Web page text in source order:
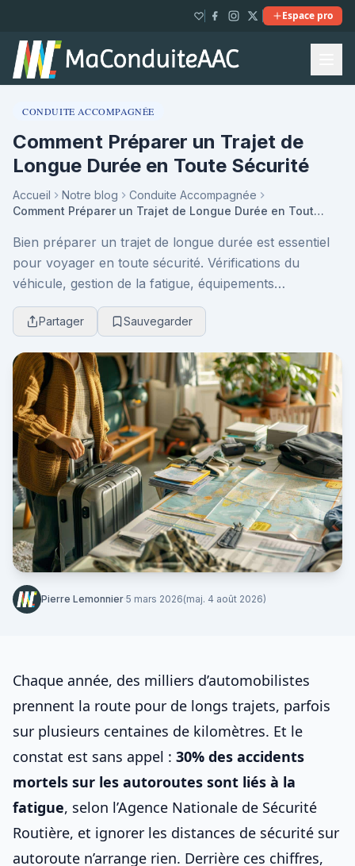
Espace pro
CONDUITE ACCOMPAGNÉE
Comment Préparer un Trajet de
Longue Durée en Toute Sécurité
Accueil Notre blog
Conduite Accompagnée
Comment Préparer un Trajet de Longue Durée en Toute Sécurité
Bien préparer un trajet de longue durée est essentiel
pour voyager en toute sécurité. Vérifications du
véhicule, gestion de la fatigue, équipements
indispensables : découvrez les conseils clés pour pr...
Partager Sauvegarder
Pierre Lemonnier·5 mars 2026(maj. 4 août 2026)
Chaque année, des milliers d’automobilistes
prennent la route pour de longs trajets, parfois
sur plusieurs centaines de kilomètres. Et le
constat est sans appel : 30% des accidents
mortels sur les autoroutes sont liés à la
fatigue, selon l’Agence Nationale de Sécurité
Routière, et ignorer les distances de sécurité sur
autoroute n’arrange rien. Derrière ces chiffres,